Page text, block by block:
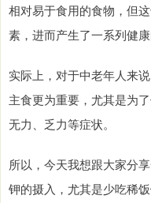
相对易于食用的食物，但
素，进而产生了一系列健康
实际上，对于中老年人来
主食更为重要，尤其是为
无力、乏力等症状。
所以，今天我想跟大家分
钾的摄入，尤其是少吃稀